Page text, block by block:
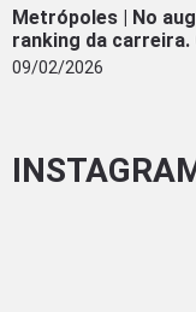
Metrópoles | No
ranking da carreira.
09/02/2026